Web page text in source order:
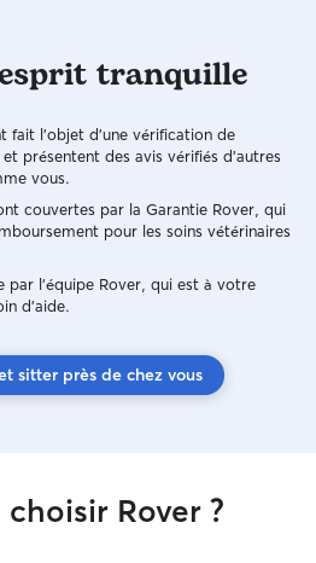
radical dans
tout temps! En
peu importe. Je
besoins des
sans mal! Si
du
exemple une
de 14ans!
consignes des
en pleine
sera avec des
tranquille
fait l'objet d'une vérification de
présentent des avis vérifiés d'autres
vous.
couvertes par la Garantie Rover, qui
pour les soins vétérinaires
par l'équipe Rover, qui est à votre
d'aide.
sitter près de chez vous
Rover ?